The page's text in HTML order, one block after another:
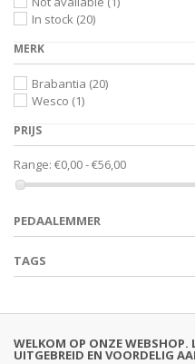
In stock (20)
MERK
Brabantia (20)
Wesco (1)
PRIJS
Range: €0,00 - €56,00
PEDAALEMMER
TAGS
WELKOM OP ONZE WEBSHOP.
UITGEBREID EN VOORDELIG